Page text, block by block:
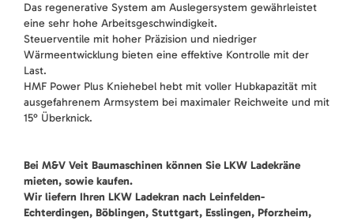
Das regenerative System am Auslegersystem gewährleistet
eine sehr hohe Arbeitsgeschwindigkeit.
Steuerventile mit hoher Präzision und niedriger
Wärmeentwicklung bieten eine effektive Kontrolle mit der
Last.
HMF Power Plus Kniehebel hebt mit voller Hubkapazität mit
ausgefahrenem Armsystem bei maximaler Reichweite und mit
15° Überknick.
Bei M&V Veit Baumaschinen können Sie LKW Ladekräne
mieten, sowie kaufen.
Wir liefern Ihren LKW Ladekran nach Leinfelden-
Echterdingen, Böblingen, Stuttgart, Esslingen, Pforzheim,